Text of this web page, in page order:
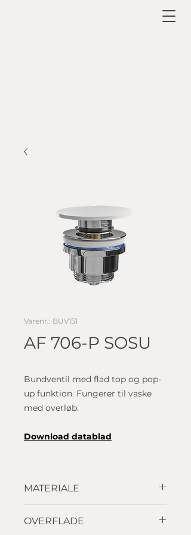
Varenr.: BUV151
AF 706-P SOSU
Bundventil med flad top og pop-
up funktion. Fungerer til vaske
med overløb.
Download datablad
MATERIALE
OVERFLADE